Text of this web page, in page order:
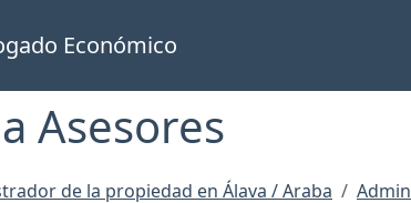
Económico
Asesores
de la propiedad en Álava / Araba